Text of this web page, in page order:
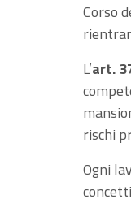
Corso
L’art.
rischi
Ogni